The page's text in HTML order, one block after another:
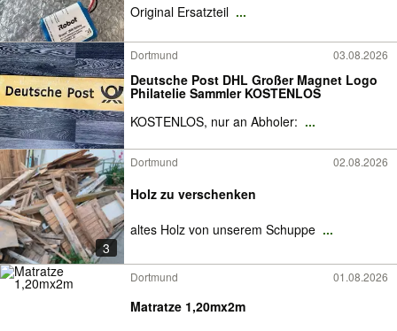
Original Ersatzteil ...
Dortmund 03.08.2026
Deutsche Post DHL Großer Magnet Logo
Philatelie Sammler KOSTENLOS
KOSTENLOS, nur an Abholer: ...
3
Dortmund 02.08.2026
Holz zu verschenken
altes Holz von unserem Schuppe ...
Dortmund 01.08.2026
Matratze 1,20mx2m